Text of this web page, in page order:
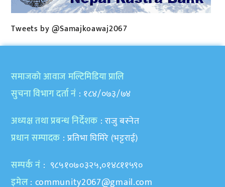
Tweets by @Samajkoawaj2067
समाजकाे आवाज मल्टिमिडिया प्रालि
सुचना विभाग दर्ता नं : १८४/०७३/७४
अध्यक्ष तथा प्रबन्ध निर्देशक : राजु बस्नेत
प्रधान सम्पादक : प्रतिभा घिमिरे (भट्टराई)
सम्पर्क नं : ९८५१०७०३२५,०१४८११५९०
इमेल: community2067@gmail.com